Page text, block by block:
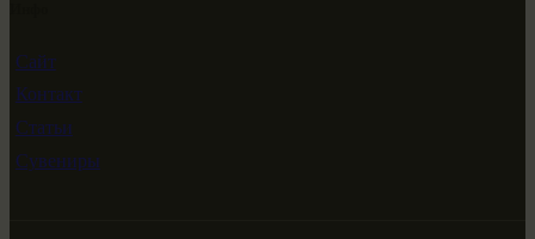
Сайт
Контакт
Статьи
Сувениры